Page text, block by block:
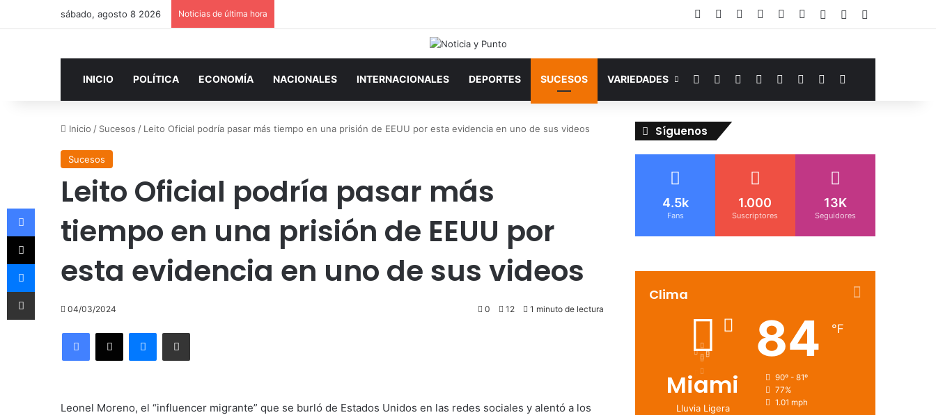
sábado, agosto 8 2026 Noticias de última hora FacebookYouTubeInstagramTelegramWhatsAppGoogle Noticias
AccesoPublicación al
INICIO POLÍTICA ECONOMÍA NACIONALES INTERNACIONALES DEPORTES SUCESOS VARIEDADES FacebookYouTubeInstagramTelegramWhatsAppGoogle Noticias
Switch skin
Inicio / Sucesos / Leito Oficial podría pasar más tiempo en una prisión de EEUU por esta evidencia en uno de sus videos
Sucesos
Leito Oficial podría pasar más
tiempo en una prisión de EEUU por
esta evidencia en uno de sus videos
04/03/2024 0 12 1 minuto de lectura
Facebook
X MessengerCompartir por correo electrónico
Leonel Moreno, el “influencer migrante” que se burló de Estados Unidos en las redes sociales y alentó a los
Síguenos
4.5k
Fans
1.000
Suscriptores
13K
Seguidores
Clima
Miami
Lluvia Ligera
84 ℉
90º - 81º
77%
1.01 mph
Facebook
X
Messenger
Compartir por correo electrónico